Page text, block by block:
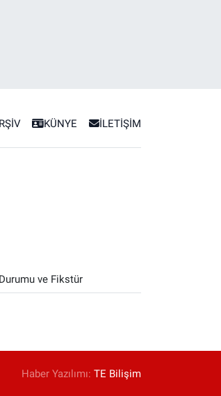
KÜNYE İLETİŞİM
ve Fikstür
Haber Yazılımı:TE Bilişim